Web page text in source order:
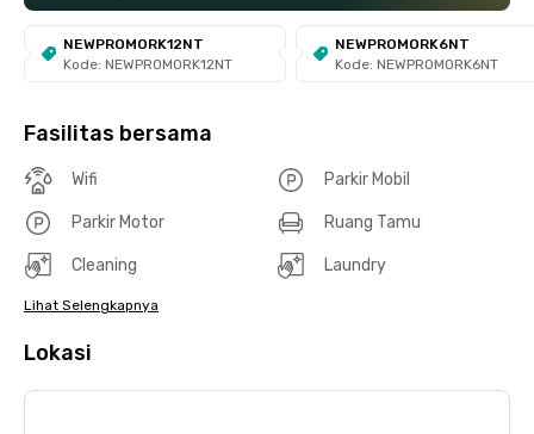
NEWPROMORK12NT
Kode: NEWPROMORK12NT
NEWPROMORK6NT
Kode: NEWPROMORK6NT
Fasilitas bersama
Wifi Parkir Mobil
Parkir Motor Ruang Tamu
Cleaning Laundry
Lihat Selengkapnya
Lokasi